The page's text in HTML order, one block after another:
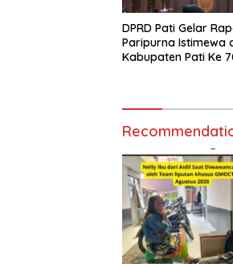
DPRD Pati Gelar
Paripurna Istimewa
Kabupaten Pati Ke